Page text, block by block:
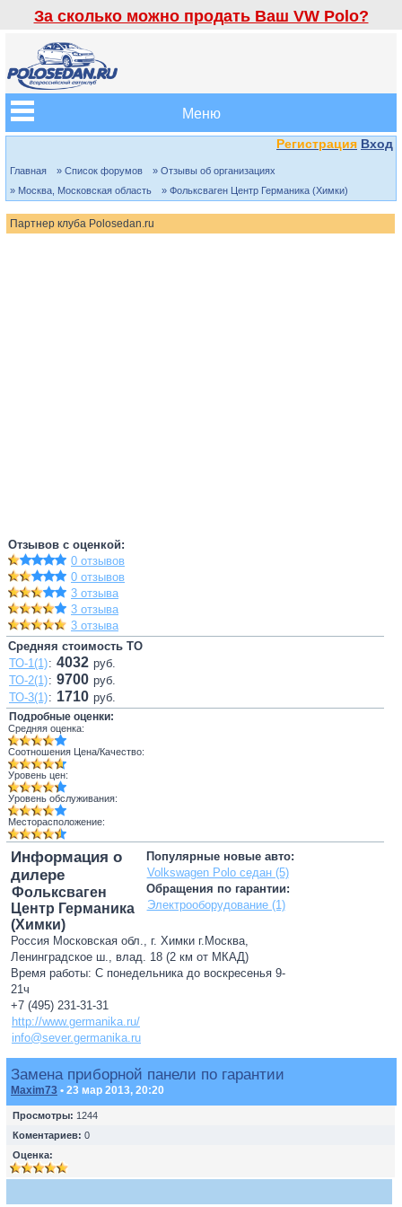
За сколько можно продать Ваш VW Polo?
Меню
Регистрация Вход
Главная » Список форумов
» Отзывы об организациях
» Москва, Московская область
» Фольксваген Центр Германика (Химки)
Партнер клуба Polosedan.ru
Отзывов с оценкой:
0 отзывов
0 отзывов
3 отзыва
3 отзыва
3 отзыва
Средняя стоимость ТО
ТО-1(1): 4032 руб.
ТО-2(1): 9700 руб.
ТО-3(1): 1710 руб.
Подробные оценки:
Средняя оценка:
Соотношения Цена/Качество:
Уровень цен:
Уровень обслуживания:
Месторасположение:
Популярные новые авто:
Volkswagen Polo седан (5)
Обращения по гарантии:
Электрооборудование (1)
Информация о
дилере
Фольксваген
Центр Германика
(Химки)
Россия Московская обл., г. Химки г.Москва,
Ленинградское ш., влад. 18 (2 км от МКАД)
Время работы: С понедельника до воскресенья 9-
21ч
+7 (495) 231-31-31
http://www.germanika.ru/
info@sever.germanika.ru
Замена приборной панели по гарантии
Maxim73 • 23 мар 2013, 20:20
Просмотры: 1244
Коментариев: 0
Оценка: